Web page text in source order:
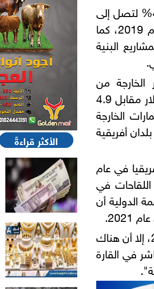
وانخفضت عمليات الاندماج والاستحواذ عبر الحدود بنسبة 45% لتصل إلى
3.2 مليار دولار أمريكي مقابل 5.8 مليار دولار أمريكي في عام 2019، كما
البنية
الخارجة من
بمقدار الثلثين في عام 2020 لتصل إلى 1.6 مليار دولار مقابل 4.9
الخارجة
بلدان أفريقية
في عام
اللقاحات في
الدولية أن
ويقول زان "رُغم ضعف التوقعات الخاصة بالاستثمار في 2021، إلا أن هناك
في القارة
الأكثر قراءةً